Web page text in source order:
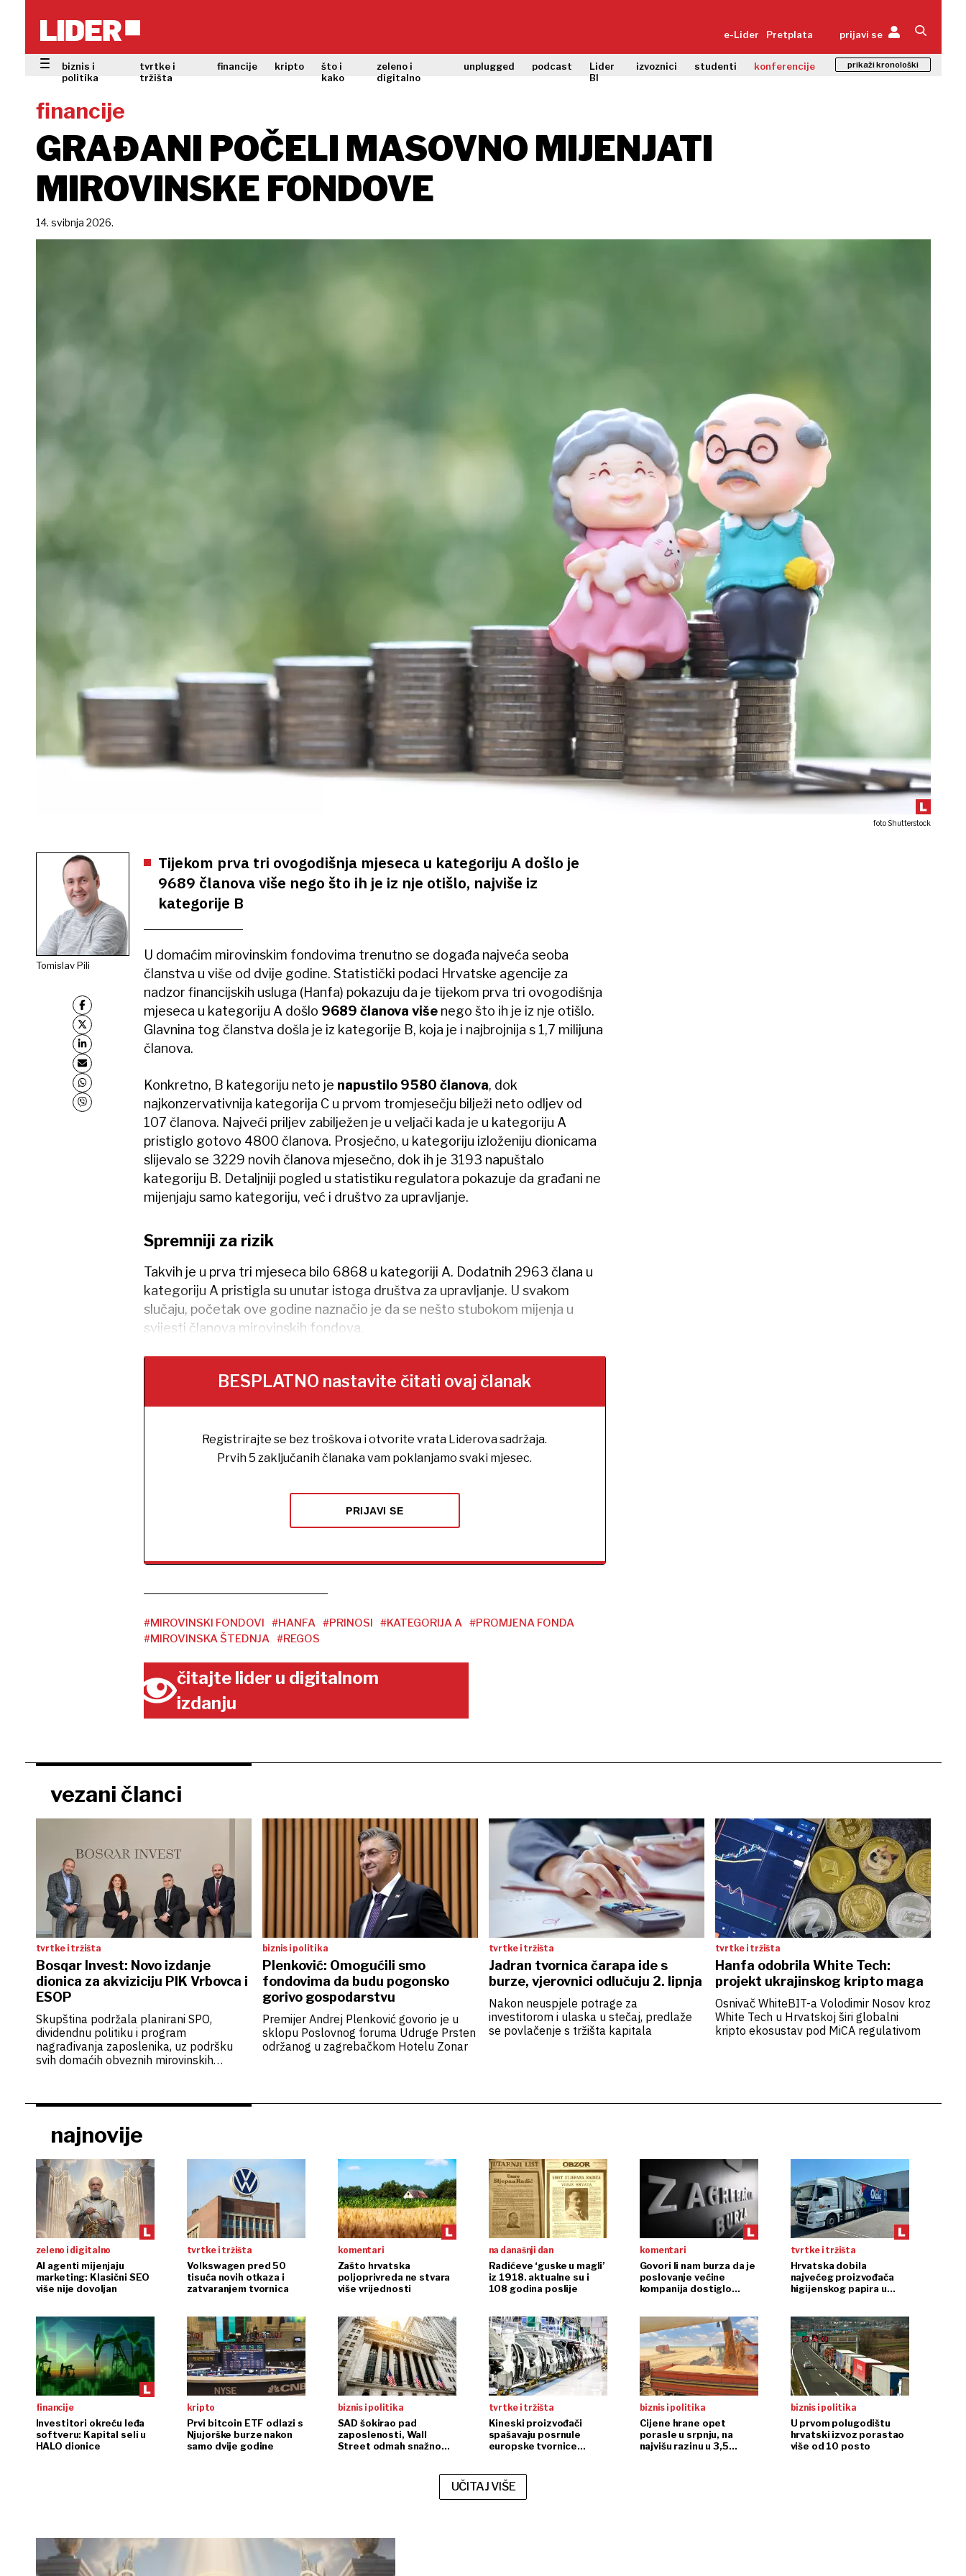
e-Lider Pretplata prijavi se
biznis i
politika
tvrtke i
tržišta
financije kripto
što i
kako
zeleno i
digitalno
unplugged podcast
Lider
BI
izvoznici studenti konferencije prikaži kronološki
financije
GRAĐANI POČELI MASOVNO MIJENJATI
MIROVINSKE FONDOVE
14. svibnja 2026.
foto Shutterstock
Tomislav Pili
Tijekom prva tri ovogodišnja mjeseca u kategoriju A došlo je
9689 članova više nego što ih je iz nje otišlo, najviše iz
kategorije B
U domaćim mirovinskim fondovima trenutno se događa najveća seoba
članstva u više od dvije godine. Statistički podaci Hrvatske agencije za
nadzor financijskih usluga (Hanfa) pokazuju da je tijekom prva tri ovogodišnja
mjeseca u kategoriju A došlo 9689 članova višenego što ih je iz nje otišlo.
Glavnina tog članstva došla je iz kategorije B, koja je i najbrojnija s 1,7 milijuna
članova.
Konkretno, B kategoriju neto je napustilo 9580 članova, dok
najkonzervativnija kategorija C u prvom tromjesečju bilježi neto odljev od
107 članova. Najveći priljev zabilježen je u veljači kada je u kategoriju A
pristiglo gotovo 4800 članova. Prosječno, u kategoriju izloženiju dionicama
slijevalo se 3229 novih članova mjesečno, dok ih je 3193 napuštalo
kategoriju B. Detaljniji pogled u statistiku regulatora pokazuje da građani ne
mijenjaju samo kategoriju, već i društvo za upravljanje.
Spremniji za rizik
Takvih je u prva tri mjeseca bilo 6868 u kategoriji A. Dodatnih 2963 člana u
kategoriju A pristigla su unutar istoga društva za upravljanje. U svakom
slučaju, početak ove godine naznačio je da se nešto stubokom mijenja u
svijesti članova mirovinskih fondova.
BESPLATNO nastavite čitati ovaj članak
Registrirajte se bez troškova i otvorite vrata Liderova sadržaja.
Prvih 5 zaključanih članaka vam poklanjamo svaki mjesec.
PRIJAVI SE
#MIROVINSKI FONDOVI #HANFA #PRINOSI #KATEGORIJA A #PROMJENA FONDA
#MIROVINSKA ŠTEDNJA #REGOS
čitajte lider u digitalnom
izdanju
vezani članci
tvrtke i tržišta
Bosqar Invest: Novo izdanje
dionica za akviziciju PIK Vrbovca i
ESOP
Skupština podržala planirani SPO,
dividendnu politiku i program
nagrađivanja zaposlenika, uz podršku
svih domaćih obveznih mirovinskih
biznis i politika
Plenković: Omogućili smo
fondovima da budu pogonsko
gorivo gospodarstvu
Premijer Andrej Plenković govorio je u
sklopu Poslovnog foruma Udruge Prsten
održanog u zagrebačkom Hotelu Zonar
tvrtke i tržišta
Jadran tvornica čarapa ide s
burze, vjerovnici odlučuju 2. lipnja
Nakon neuspjele potrage za
investitorom i ulaska u stečaj, predlaže
se povlačenje s tržišta kapitala
tvrtke i tržišta
Hanfa odobrila White Tech:
projekt ukrajinskog kripto maga
Osnivač WhiteBIT-a Volodimir Nosov kroz
White Tech u Hrvatskoj širi globalni
kripto ekosustav pod MiCA regulativom
najnovije
zeleno i digitalno
AI agenti mijenjaju
marketing: Klasični SEO
više nije dovoljan
tvrtke i tržišta
Volkswagen pred 50
tisuća novih otkaza i
zatvaranjem tvornica
komentari
Zašto hrvatska
poljoprivreda ne stvara
više vrijednosti
na današnji dan
Radićeve ‘guske u magli’
iz 1918. aktualne su i
108 godina poslije
komentari
Govori li nam burza da je
poslovanje većine
kompanija dostiglo
tvrtke i tržišta
Hrvatska dobila
najvećeg proizvođača
higijenskog papira u
financije
Investitori okreću leđa
softveru: Kapital seli u
HALO dionice
kripto
Prvi bitcoin ETF odlazi s
Njujorške burze nakon
samo dvije godine
biznis i politika
SAD šokirao pad
zaposlenosti, Wall
Street odmah snažno
tvrtke i tržišta
Kineski proizvođači
spašavaju posrnule
europske tvornice
biznis i politika
Cijene hrane opet
porasle u srpnju, na
najvišu razinu u 3,5
biznis i politika
U prvom polugodištu
hrvatski izvoz porastao
više od 10 posto
UČITAJ VIŠE